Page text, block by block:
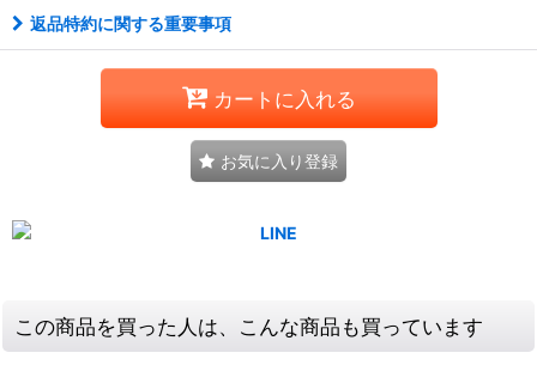
返品特約に関する重要事項
カートに入れる
お気に入り登録
この商品を買った人は、こんな商品も買っています